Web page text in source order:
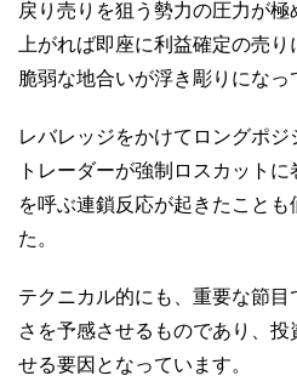
戻り売りを狙う勢力の圧力が
上がれば即座に利益確定の売
脆弱な地合いが浮き彫りになっ
レバレッジをかけてロングポ
トレーダーが強制ロスカット
を呼ぶ連鎖反応が起きたこと
た。
テクニカル的にも、重要な節
さを予感させるものであり、投
せる要因となっています。